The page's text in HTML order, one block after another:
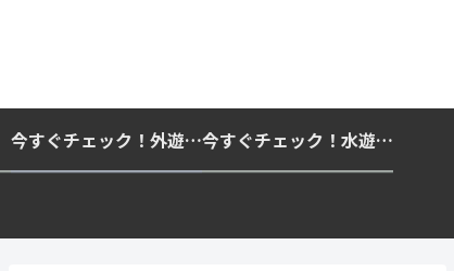
今すぐチェック！外遊びの紫外線対策・日差し快適化計画｜帽子・日傘・ウェア・日焼け止めを総まとめ☀️🏕️👓 今すぐチェック！水遊び・海水浴の快適化計画｜浮き輪・服装・日陰・安全対策を総まとめ🏖️🌊✨